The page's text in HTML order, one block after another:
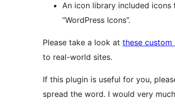
An icon library included icons
“WordPress Icons”.
Please take a look at these
to real-world sites.
If this plugin is useful for you,
spread the word. I would very